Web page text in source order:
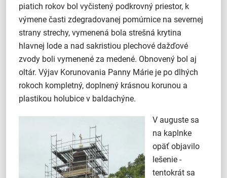
piatich rokov bol vyčistený podkrovný priestor, k
výmene časti zdegradovanej pomúrnice na severnej
strany strechy, vymenená bola strešná krytina
hlavnej lode a nad sakristiou plechové dažďové
zvody boli vymenené za medené. Obnovený bol aj
oltár. Výjav Korunovania Panny Márie je po dlhých
rokoch kompletný, doplnený krásnou korunou a
plastikou holubice v baldachýne.
V auguste sa
na kaplnke
opäť objavilo
lešenie -
tentokrát sa